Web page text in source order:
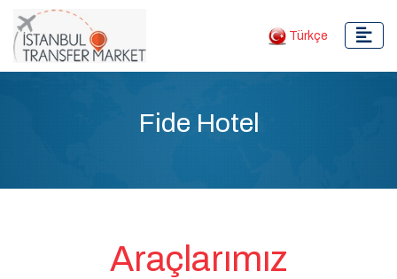
Türkçe
Fide Hotel
Araçlarımız